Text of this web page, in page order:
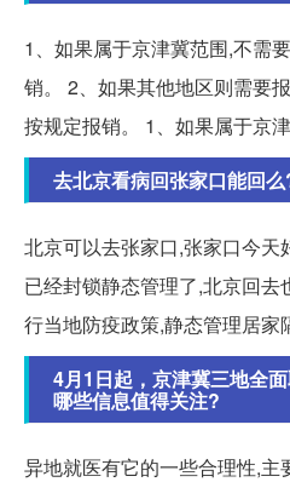
1、如果属于京津冀范围,不需
销。 2、如果其他地区则需要
按规定报销。 1、如果属于京
去北京看病回张家口能回么
北京可以去张家口,张家口今
已经封锁静态管理了,北京回
行当地防疫政策,静态管理居家
4月1日起，京津冀三地全
哪些信息值得关注?
异地就医有它的一些合理性,